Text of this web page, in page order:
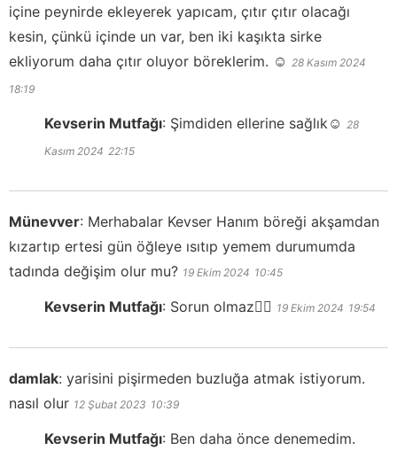
içine peynirde ekleyerek yapıcam, çıtır çıtır olacağı
kesin, çünkü içinde un var, ben iki kaşıkta sirke
ekliyorum daha çıtır oluyor böreklerim. ☺ 28 Kasım 2024
18:19
Kevserin Mutfağı: Şimdiden ellerine sağlık☺️ 28
Kasım 2024 22:15
Münevver: Merhabalar Kevser Hanım böreği akşamdan
kızartıp ertesi gün öğleye ısıtıp yemem durumumda
tadında değişim olur mu? 19 Ekim 2024 10:45
Kevserin Mutfağı: Sorun olmaz👍🏻 19 Ekim 2024 19:54
damlak: yarisini pişirmeden buzluğa atmak istiyorum.
nasıl olur 12 Şubat 2023 10:39
Kevserin Mutfağı: Ben daha önce denemedim.